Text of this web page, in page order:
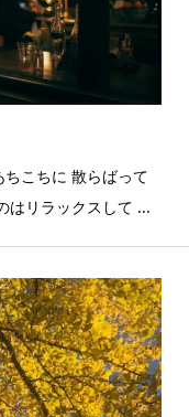
こちに 散らばって
はリラックスして ...